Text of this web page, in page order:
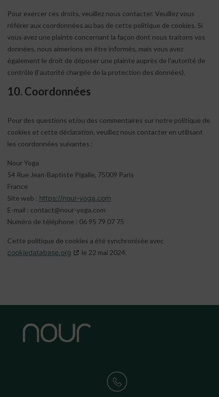
Pour exercer ces droits, veuillez nous contacter. Veuillez vous
référer aux coordonnées au bas de cette politique de cookies. Si
vous avez une plainte concernant la façon dont nous traitons vos
données, nous aimerions en être informés, mais vous avez
également le droit de déposer une plainte auprès de l’autorité de
contrôle (l’autorité chargée de la protection des données).
10. Coordonnées
Pour des questions et/ou des commentaires sur notre politique de
cookies et cette déclaration, veuillez nous contacter en utilisant
les coordonnées suivantes :
Nour Yoga
54 Rue Jean-Baptiste Pigalle, 75009 Paris
France
Site web : https://nour-yoga.com
E-mail : contact@nour-yoga.com
Numéro de téléphone : 06 95 79 07 75
Cette politique de cookies a été synchronisée avec
cookiedatabase.org
le 22 mai 2024.